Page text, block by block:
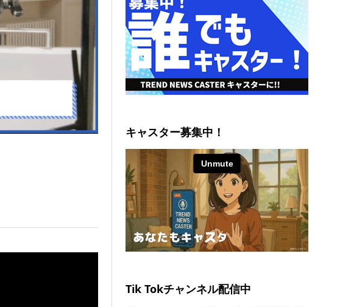
キャスター募集中！
Tik Tokチャンネル配信中